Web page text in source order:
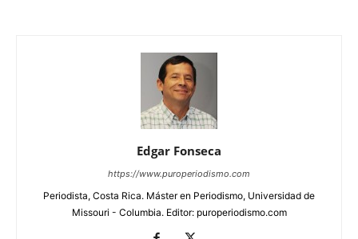
Edgar Fonseca
https://www.puroperiodismo.com
Periodista, Costa Rica. Máster en Periodismo, Universidad de
Missouri - Columbia. Editor: puroperiodismo.com